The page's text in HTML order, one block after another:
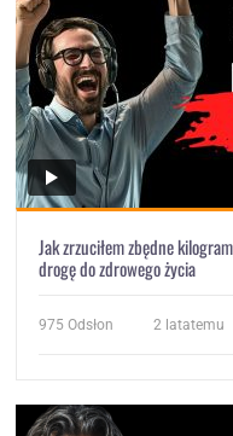
Jak zrzuciłem zbędne
drogę do zdrowego życia
975 Odsłon 2 latatemu